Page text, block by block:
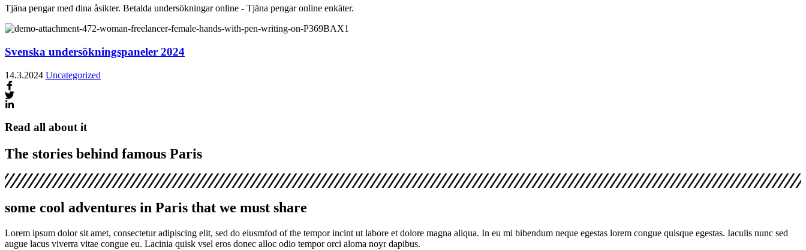
Tjäna pengar med dina åsikter. Betalda undersökningar online - Tjäna pengar online enkäter.
Svenska undersökningspaneler 2024
14.3.2024 Uncategorized
Read all about it
The stories behind famous Paris
some cool adventures in Paris that we must share
Lorem ipsum dolor sit amet, consectetur adipiscing elit, sed do eiusmfod of the tempor incint ut labore et dolore magna aliqua. In eu mi bibendum neque egestas lorem congue quisque egestas. Iaculis nunc sed
augue lacus viverra vitae congue eu. Lacinia quisk vsel eros donec alloc odio tempor orci aloma noyr dapibus.